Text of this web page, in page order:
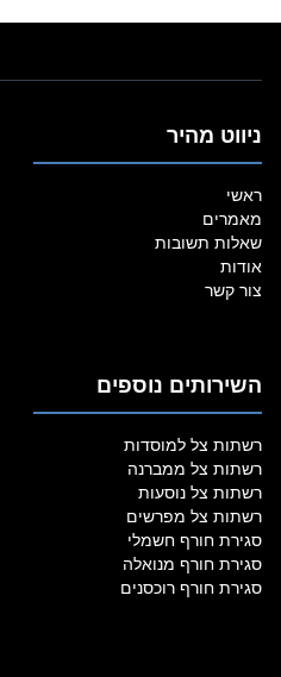
ניווט מהיר
ראשי
מאמרים
שאלות תשובות
אודות
צור קשר
השירותים נוספים
רשתות צל למוסדות
רשתות צל ממברנה
רשתות צל נוסעות
רשתות צל מפרשים
סגירת חורף חשמלי
סגירת חורף מנואלה
סגירת חורף רוכסנים